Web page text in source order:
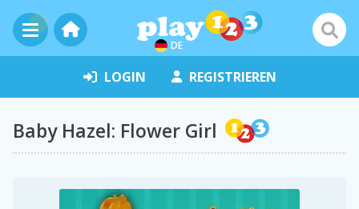
DE
LOGIN REGISTRIEREN
Baby Hazel: Flower Girl